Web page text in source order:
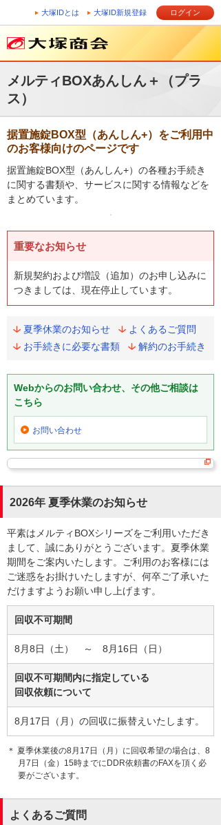
大塚IDとは 大塚ID新規登録 ログイン
メルティBOXあんしん＋（プラ
ス）
据置施錠BOX型（あんしん+）をご利用中
のお客様向けのページです
据置施錠BOX型（あんしん+）の各種お手続き
に関する書類や、サービスに関する情報などを
まとめています。
重要なお知らせ
新規契約および増設（追加）のお申し込みに
つきましては、現在停止しています。
夏季休業のお知らせ
よくあるご質問
お手続きに必要な書類
解約のお手続き
Webからのお問い合わせ、その他ご相談は
こちら
お問い合わせ
2026年 夏季休業のお知らせ
平素はメルティBOXシリーズをご利用いただき
まして、誠にありがとうございます。夏季休業
期間をご案内いたします。ご利用のお客様には
ご迷惑をお掛けいたしますが、何卒ご了承いた
だけますようお願い申し上げます。
回収不可期間
8月8日（土） ～ 8月16日（日）
回収不可期間内に指定している
回収依頼について
8月17日（月）の回収に振替えいたします。
＊ 夏季休業後の8月17日（月）に回収希望の場合は、8
月7日（金）15時までにDDR依頼書のFAXを頂く必
要がございます。
よくあるご質問